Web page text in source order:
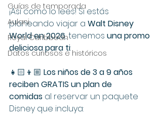
Guías de temporada
Aulani
Royal Caribbean
Datos curiosos e históricos
¡Así como lo lees! Si estás
planeando viajar a Walt Disney
World en 2026, tenemos una promo
deliciosa para ti:
👧🏻👦🏼 Los niños de 3 a 9 años
reciben GRATIS un plan de
comidas al reservar un paquete
Disney que incluya: